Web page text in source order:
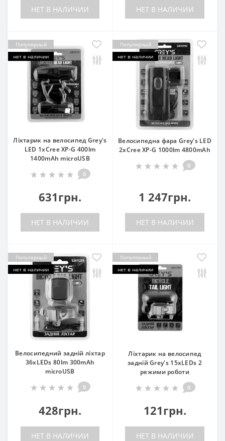
НЕТ В НАЛИЧИИ НЕТ В НАЛИЧИИ
Популярный
нет в наличии
Ліхтарик на велосипед Grey's
LED 1xCree XP-G 400lm
1400mAh microUSB
0
631грн.
НЕТ В НАЛИЧИИ
Популярный
нет в наличии
Велосипедна фара Grey's LED
2xCree XP-G 1000lm 4800mAh
0
1 247грн.
НЕТ В НАЛИЧИИ
Популярный
нет в наличии
Велосипедний задній ліхтар
36xLEDs 80lm 300mAh
microUSB
0
428грн.
НЕТ В НАЛИЧИИ
Популярный
нет в наличии
Ліхтарик на велосипед
задній Grey's 15хLEDs 2
режими роботи
0
121грн.
НЕТ В НАЛИЧИИ